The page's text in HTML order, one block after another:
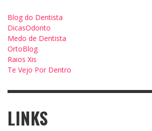
Blog do Dentista
DicasOdonto
Medo de Dentista
OrtoBlog
Raios Xis
Te Vejo Por Dentro
LINKS